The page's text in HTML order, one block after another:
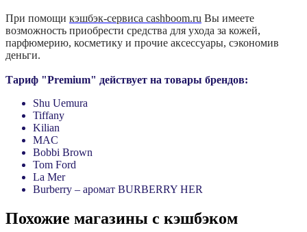
При помощи кэшбэк-сервиса cashboom.ru Вы имеете
возможность приобрести средства для ухода за кожей,
парфюмерию, косметику и прочие аксессуары, сэкономив
деньги.
Тариф "Premium" действует на товары брендов:
Shu Uemura
Tiffany
Kilian
MAC
Bobbi Brown
Tom Ford
La Mer
Burberry – аромат BURBERRY HER
Похожие магазины с кэшбэком